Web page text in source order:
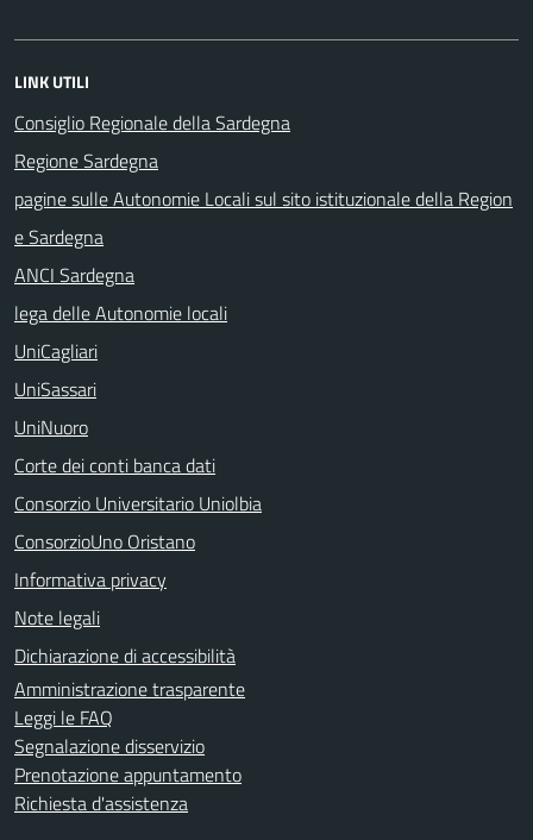
LINK UTILI
Consiglio Regionale della Sardegna
Regione Sardegna
pagine sulle Autonomie Locali sul sito istituzionale della Region
e Sardegna
ANCI Sardegna
lega delle Autonomie locali
UniCagliari
UniSassari
UniNuoro
Corte dei conti banca dati
Consorzio Universitario Uniolbia
ConsorzioUno Oristano
Informativa privacy
Note legali
Dichiarazione di accessibilità
Amministrazione trasparente
Leggi le FAQ
Segnalazione disservizio
Prenotazione appuntamento
Richiesta d'assistenza